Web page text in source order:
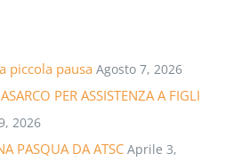
piccola pausa Agosto 7, 2026
PER ASSISTENZA A FIGLI
2026
PASQUA DA ATSC Aprile 3,